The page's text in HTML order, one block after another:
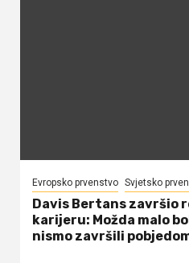
Evropsko prvenstvo Svjetsko
Davis Bertans završio
karijeru: Možda malo
nismo završili